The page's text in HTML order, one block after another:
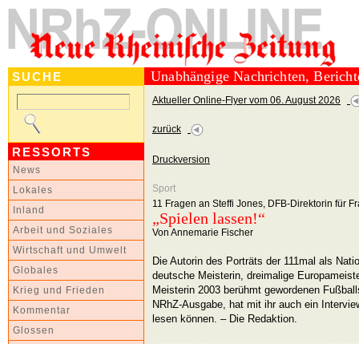
SUCHE
RESSORTS
News
Lokales
Inland
Arbeit und Soziales
Wirtschaft und Umwelt
Globales
Krieg und Frieden
Kommentar
Glossen
Unabhängige Nachrichten,
Aktueller Online-Flyer vom 06. August 2026
zurück
Druckversion
Sport
11 Fragen an Steffi Jones, DFB-Direktorin für
„Spielen lassen!“
Von Annemarie Fischer
Die Autorin des Porträts der 111mal als
deutsche Meisterin, dreimalige
Meisterin 2003 berühmt gewordenen
NRhZ-Ausgabe, hat mit ihr auch ein
lesen können. – Die Redaktion.